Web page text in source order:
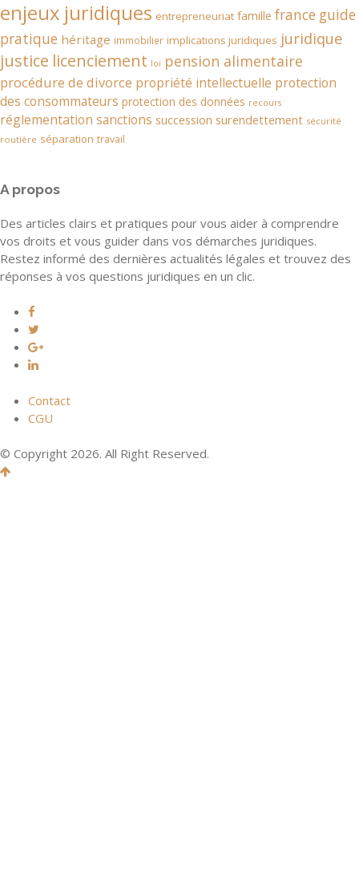
enjeux juridiques entrepreneuriat famille france guide
pratique héritage immobilier implications juridiques juridique
justice licenciement loi pension alimentaire
procédure de divorce propriété intellectuelle protection
des consommateurs protection des données recours
réglementation sanctions succession surendettement sécurité
routière séparation travail
A propos
Des articles clairs et pratiques pour vous aider à comprendre
vos droits et vous guider dans vos démarches juridiques.
Restez informé des dernières actualités légales et trouvez des
réponses à vos questions juridiques en un clic.
Contact
CGU
© Copyright 2026. All Right Reserved.